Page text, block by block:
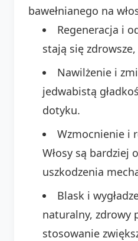
bawełnianego na
Regeneracja i
stają się zdrowsze,
Nawilżenie i
jedwabistą
dotyku.
Wzmocnienie i
Włosy są bardziej
uszkodzenia
Blask i
naturalny, zdrowy
stosowanie